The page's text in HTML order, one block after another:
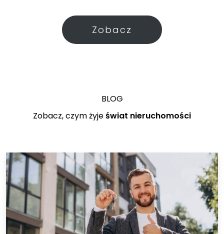
Zobacz
BLOG
Zobacz, czym żyjeświat nieruchomości